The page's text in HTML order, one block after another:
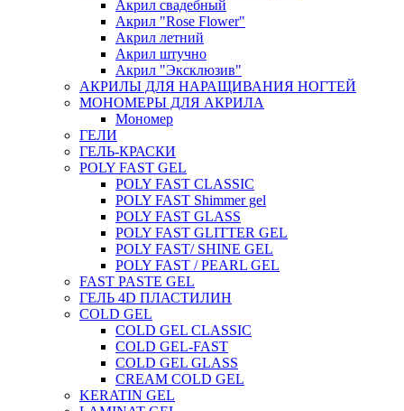
Акрил свадебный
Акрил "Rose Flower"
Акрил летний
Акрил штучно
Акрил "Эксклюзив"
АКРИЛЫ ДЛЯ НАРАЩИВАНИЯ НОГТЕЙ
МОНОМЕРЫ ДЛЯ АКРИЛА
Мономер
ГЕЛИ
ГЕЛЬ-КРАСКИ
POLY FAST GEL
POLY FAST CLASSIC
POLY FAST Shimmer gel
POLY FAST GLASS
POLY FAST GLITTER GEL
POLY FAST/ SHINE GEL
POLY FAST / PEARL GEL
FAST PASTE GEL
ГЕЛЬ 4D ПЛАСТИЛИН
COLD GEL
COLD GEL CLASSIC
COLD GEL-FAST
COLD GEL GLASS
CREAM COLD GEL
KERATIN GEL